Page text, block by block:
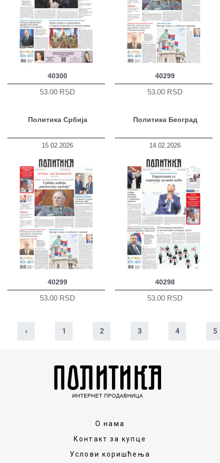
40300
53.00 RSD
40299
53.00 RSD
Политика Србија
15.02.2026
40299
53.00 RSD
Политика Београд
14.02.2026
40298
53.00 RSD
‹ 1 2 3 4 5
О нама
Контакт за купце
Услови коришћења